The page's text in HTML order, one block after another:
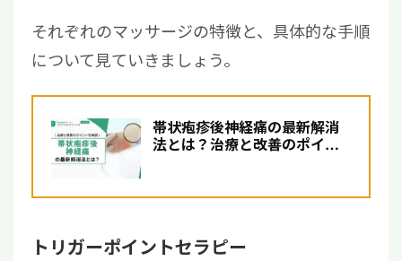
それぞれのマッサージの特徴と、具体的な手順
について見ていきましょう。
帯状疱疹後神経痛の最新解消
法とは？治療と改善のポイン
トリガーポイントセラピー